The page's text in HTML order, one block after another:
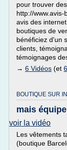
pour trouver
http://
avis des
boutiques de
bénéficiez d'un
clients,
témoignages
→ 6 Vidéos (et
BOUTIQUE SUR
mais
voir la vidéo
Les vêtements
(boutique